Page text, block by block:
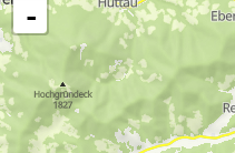
-